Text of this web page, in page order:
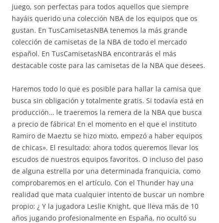
juego, son perfectas para todos aquellos que siempre
hayáis querido una colección NBA de los equipos que os
gustan. En TusCamisetasNBA tenemos la más grande
colección de camisetas de la NBA de todo el mercado
español. En TusCamisetasNBA encontrarás el más
destacable coste para las camisetas de la NBA que desees.
Haremos todo lo que es posible para hallar la camisa que
busca sin obligación y totalmente gratis. Si todavía está en
producción… le traeremos la remera de la NBA que busca
a precio de fábrica! En el momento en el que el instituto
Ramiro de Maeztu se hizo mixto, empezó a haber equipos
de chicas». El resultado: ahora todos queremos llevar los
escudos de nuestros equipos favoritos. O incluso del paso
de alguna estrella por una determinada franquicia, como
comprobaremos en el artículo. Con el Thunder hay una
realidad que mata cualquier intento de buscar un nombre
propio: ¿ Y la jugadora Leslie Knight, que lleva más de 10
años jugando profesionalmente en España, no ocultó su